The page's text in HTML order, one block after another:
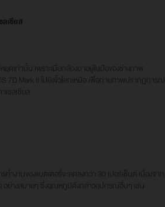
เซียส
เท่านั้น เพราะเมื่อกล้องมาอยู่ในมือของช่างภาพ
Mark ll ไปยังขั้วโลกเหนือ เพื่อถ่ายภาพปรากฏการณ์
ซลเซียส
านของแบตเตอรี่จะลดลงกว่า 30 เปอร์เซ็นต์ เนื่องจาก
อย่างสบายๆ ซึ่งอุณหภูมิดังกล่าวอุปกรณ์อื่นๆ เช่น